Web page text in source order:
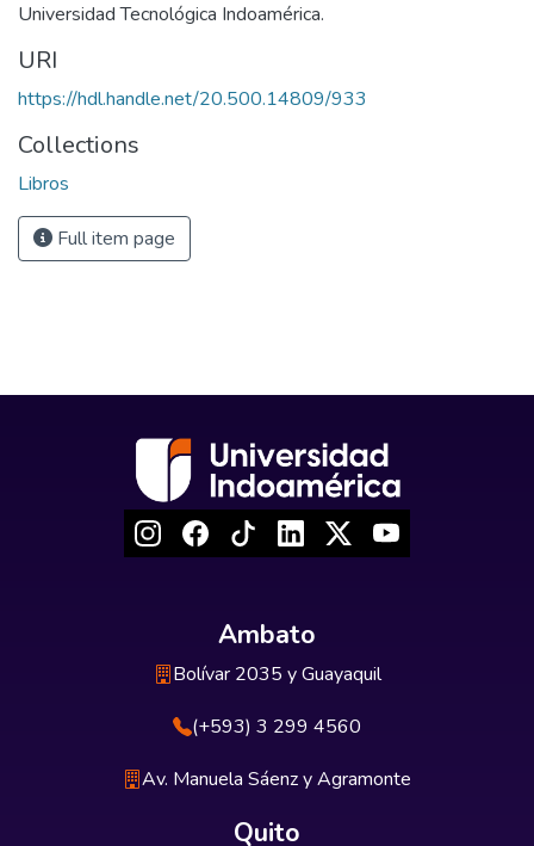
Universidad Tecnológica Indoamérica.
URI
https://hdl.handle.net/20.500.14809/933
Collections
Libros
Full item page
Ambato
Bolívar 2035 y Guayaquil
(+593) 3 299 4560
Av. Manuela Sáenz y Agramonte
Quito